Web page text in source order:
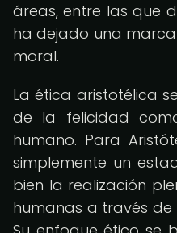
áreas, entre las que
ha dejado una
moral.
La ética aristotélica
de la felicidad
humano. Para
simplemente un
bien la realización
humanas a través de